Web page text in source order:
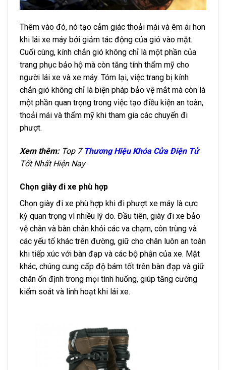
Thêm vào đó, nó tạo cảm giác thoải mái và êm ái hơn
khi lái xe máy bởi giảm tác động của gió vào mặt.
Cuối cùng, kính chắn gió không chỉ là một phần của
trang phục bảo hộ mà còn tăng tính thẩm mỹ cho
người lái xe và xe máy. Tóm lại, việc trang bị kính
chắn gió không chỉ là biện pháp bảo vệ mắt mà còn là
một phần quan trọng trong việc tạo điều kiện an toàn,
thoải mái và thẩm mỹ khi tham gia các chuyến đi
phượt.
Xem thêm:Top 7Thương Hiệu Khóa Cửa Điện Tử
Tốt Nhất Hiện Nay
Chọn giày đi xe phù hợp
Chọn giày đi xe phù hợp khi đi phượt xe máy là cực
kỳ quan trọng vì nhiều lý do. Đầu tiên, giày đi xe bảo
vệ chân và bàn chân khỏi các va chạm, côn trùng và
các yếu tố khác trên đường, giữ cho chân luôn an toàn
khi tiếp xúc với bàn đạp và các bộ phận của xe. Mặt
khác, chúng cung cấp độ bám tốt trên bàn đạp và giữ
chân ổn định trong mọi tình huống, giúp tăng cường
kiểm soát và linh hoạt khi lái xe.